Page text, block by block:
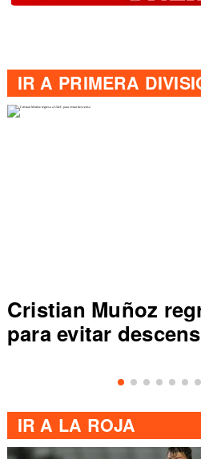
IR A PRIMERA
Cristian Muñoz
para evitar
IR A LA ROJA